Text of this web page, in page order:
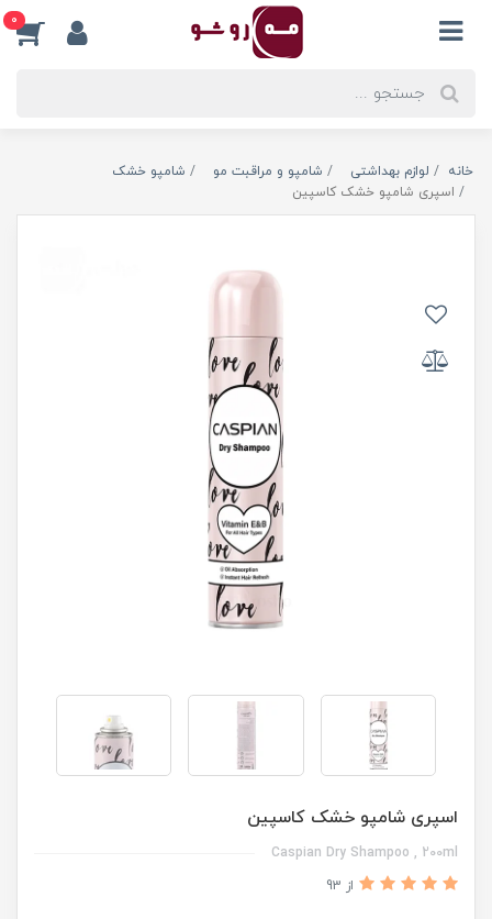
0
خانه لوازم بهداشتی شامپو و مراقبت مو
شامپو خشک
اسپری شامپو خشک کاسپین
اسپری شامپو خشک کاسپین
Caspian Dry Shampoo , 200ml
از 93